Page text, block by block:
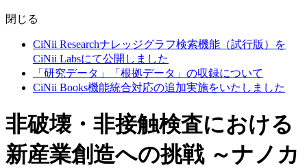
閉じる
CiNii Researchナレッジグラフ検索機能（試行版）を
CiNii Labsにて公開しました
「研究データ」「根拠データ」の収録について
CiNii Books機能統合対応の追加実施をいたしました
非破壊・非接触検査における
新産業創造への挑戦 ～ナノカ